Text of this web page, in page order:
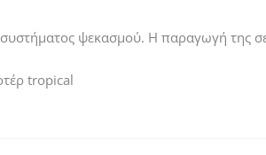
συστήματος ψεκασμού. Η παραγωγή της
tropical